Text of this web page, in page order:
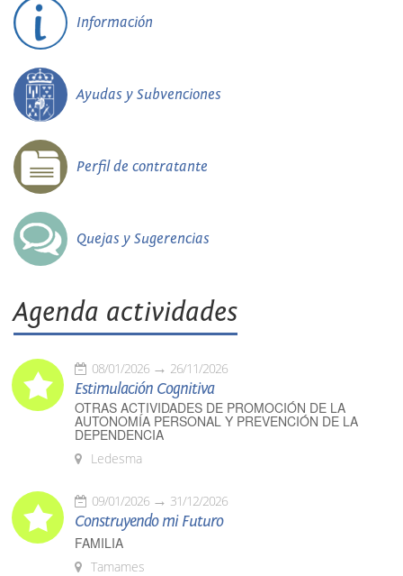
Información
Ayudas y Subvenciones
Perfil de contratante
Quejas y Sugerencias
Agenda actividades
08/01/2026 26/11/2026
Estimulación Cognitiva
OTRAS ACTIVIDADES DE PROMOCIÓN DE LA
AUTONOMÍA PERSONAL Y PREVENCIÓN DE LA
DEPENDENCIA
Ledesma
09/01/2026 31/12/2026
Construyendo mi Futuro
FAMILIA
Tamames